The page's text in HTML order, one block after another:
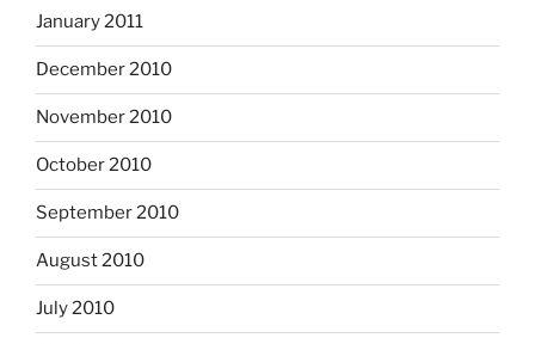
January 2011
December 2010
November 2010
October 2010
September 2010
August 2010
July 2010